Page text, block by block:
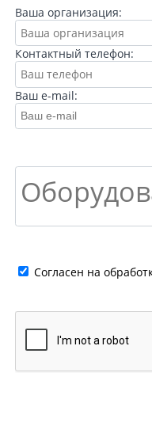
Ваша организация:
Контактный телефон:
Ваш e-mail:
Cогласен на